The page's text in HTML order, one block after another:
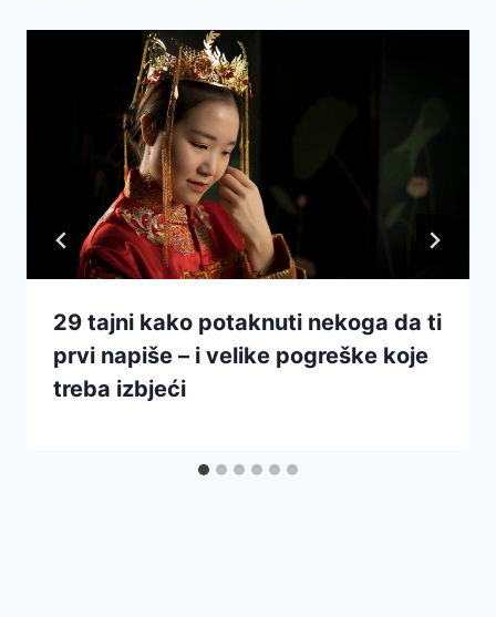
29 tajni kako potaknuti nekoga da ti
prvi napiše – i velike pogreške koje
treba izbjeći